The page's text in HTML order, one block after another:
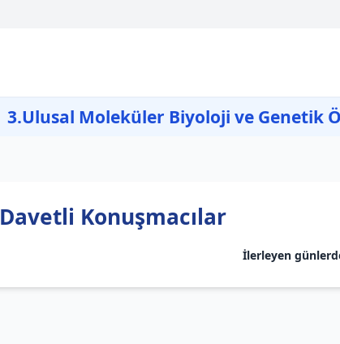
3.Ulusal Moleküler Biyoloji ve Genetik
Davetli Konuşmacılar
İlerleyen